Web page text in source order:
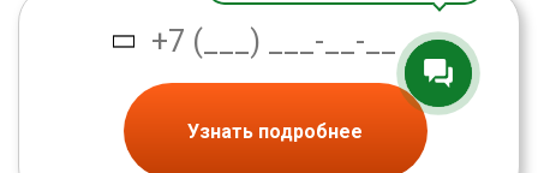
Узнать подробнее